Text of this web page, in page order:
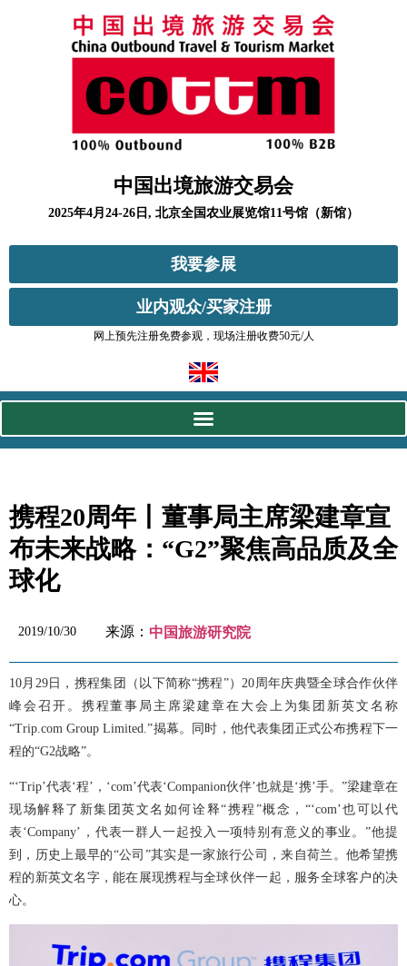
中国出境旅游交易会
2025年4月24-26日, 北京全国农业展览馆11号馆（新馆）
我要参展
业内观众/买家注册
网上预先注册免费参观，现场注册收费50元/人
携程20周年丨董事局主席梁建章宣
布未来战略：“G2”聚焦高品质及全
球化
2019/10/30 来源： 中国旅游研究院
10 月 29日，携程集团（以下简称“携程”） 20 周年庆典暨全球合作伙伴
峰会召开。携程董事局主席梁建章在大会上为集团新英文名称
“Trip.com Group Limited.”揭幕。同时，他代表集团正式公布携程下一
程的“G2战略”。
“‘Trip’代表‘程’，‘com’代表‘Companion伙伴’也就是‘携’手。”梁建章在
现场解释了新集团英文名如何诠释“携程”概念，“‘com’也可以代
表‘Company’，代表一群人一起投入一项特别有意义的事业。”他提
到，历史上最早的“公司”其实是一家旅行公司，来自荷兰。他希望携
程的新英文名字，能在展现携程与全球伙伴一起，服务全球客户的决
心。